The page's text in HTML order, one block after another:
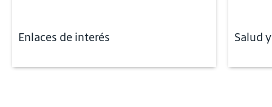
Enlaces de interés Salud